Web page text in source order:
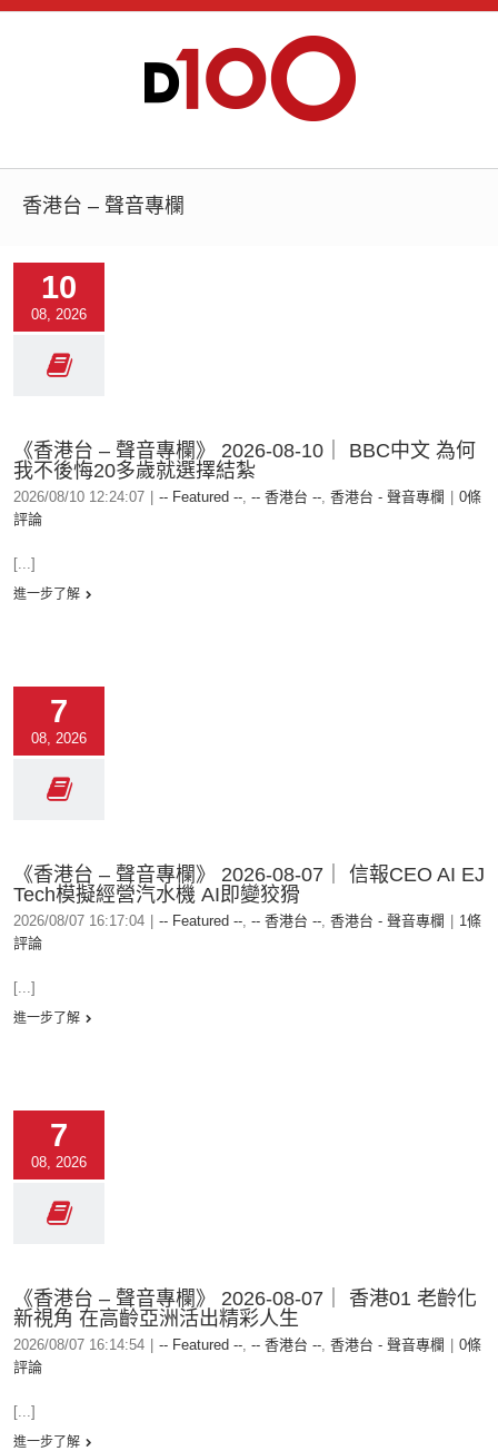
香港台 – 聲音專欄
10
08, 2026
《香港台 – 聲音專欄》 2026-08-10｜ BBC中文 為何
我不後悔20多歲就選擇結紮
2026/08/10 12:24:07 -- Featured --, -- 香港台 --, 香港台 - 聲音專欄
0條
評論
[...]
進一步了解
7
08, 2026
《香港台 – 聲音專欄》 2026-08-07｜ 信報CEO AI EJ
Tech模擬經營汽水機 AI即變狡猾
2026/08/07 16:17:04 -- Featured --, -- 香港台 --, 香港台 - 聲音專欄
1條
評論
[...]
進一步了解
7
08, 2026
《香港台 – 聲音專欄》 2026-08-07｜ 香港01 老齡化
新視角 在高齡亞洲活出精彩人生
2026/08/07 16:14:54 -- Featured --, -- 香港台 --, 香港台 - 聲音專欄
0條
評論
[...]
進一步了解